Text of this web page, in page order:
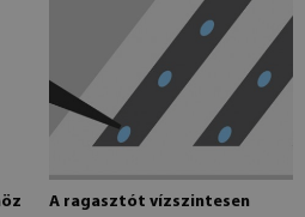
A ragasztót vízszintesen